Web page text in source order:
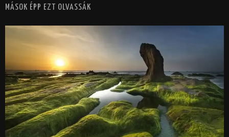
MÁSOK ÉPP EZT OLVASSÁK